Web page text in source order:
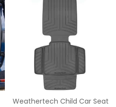
Weathertech Child Car Seat